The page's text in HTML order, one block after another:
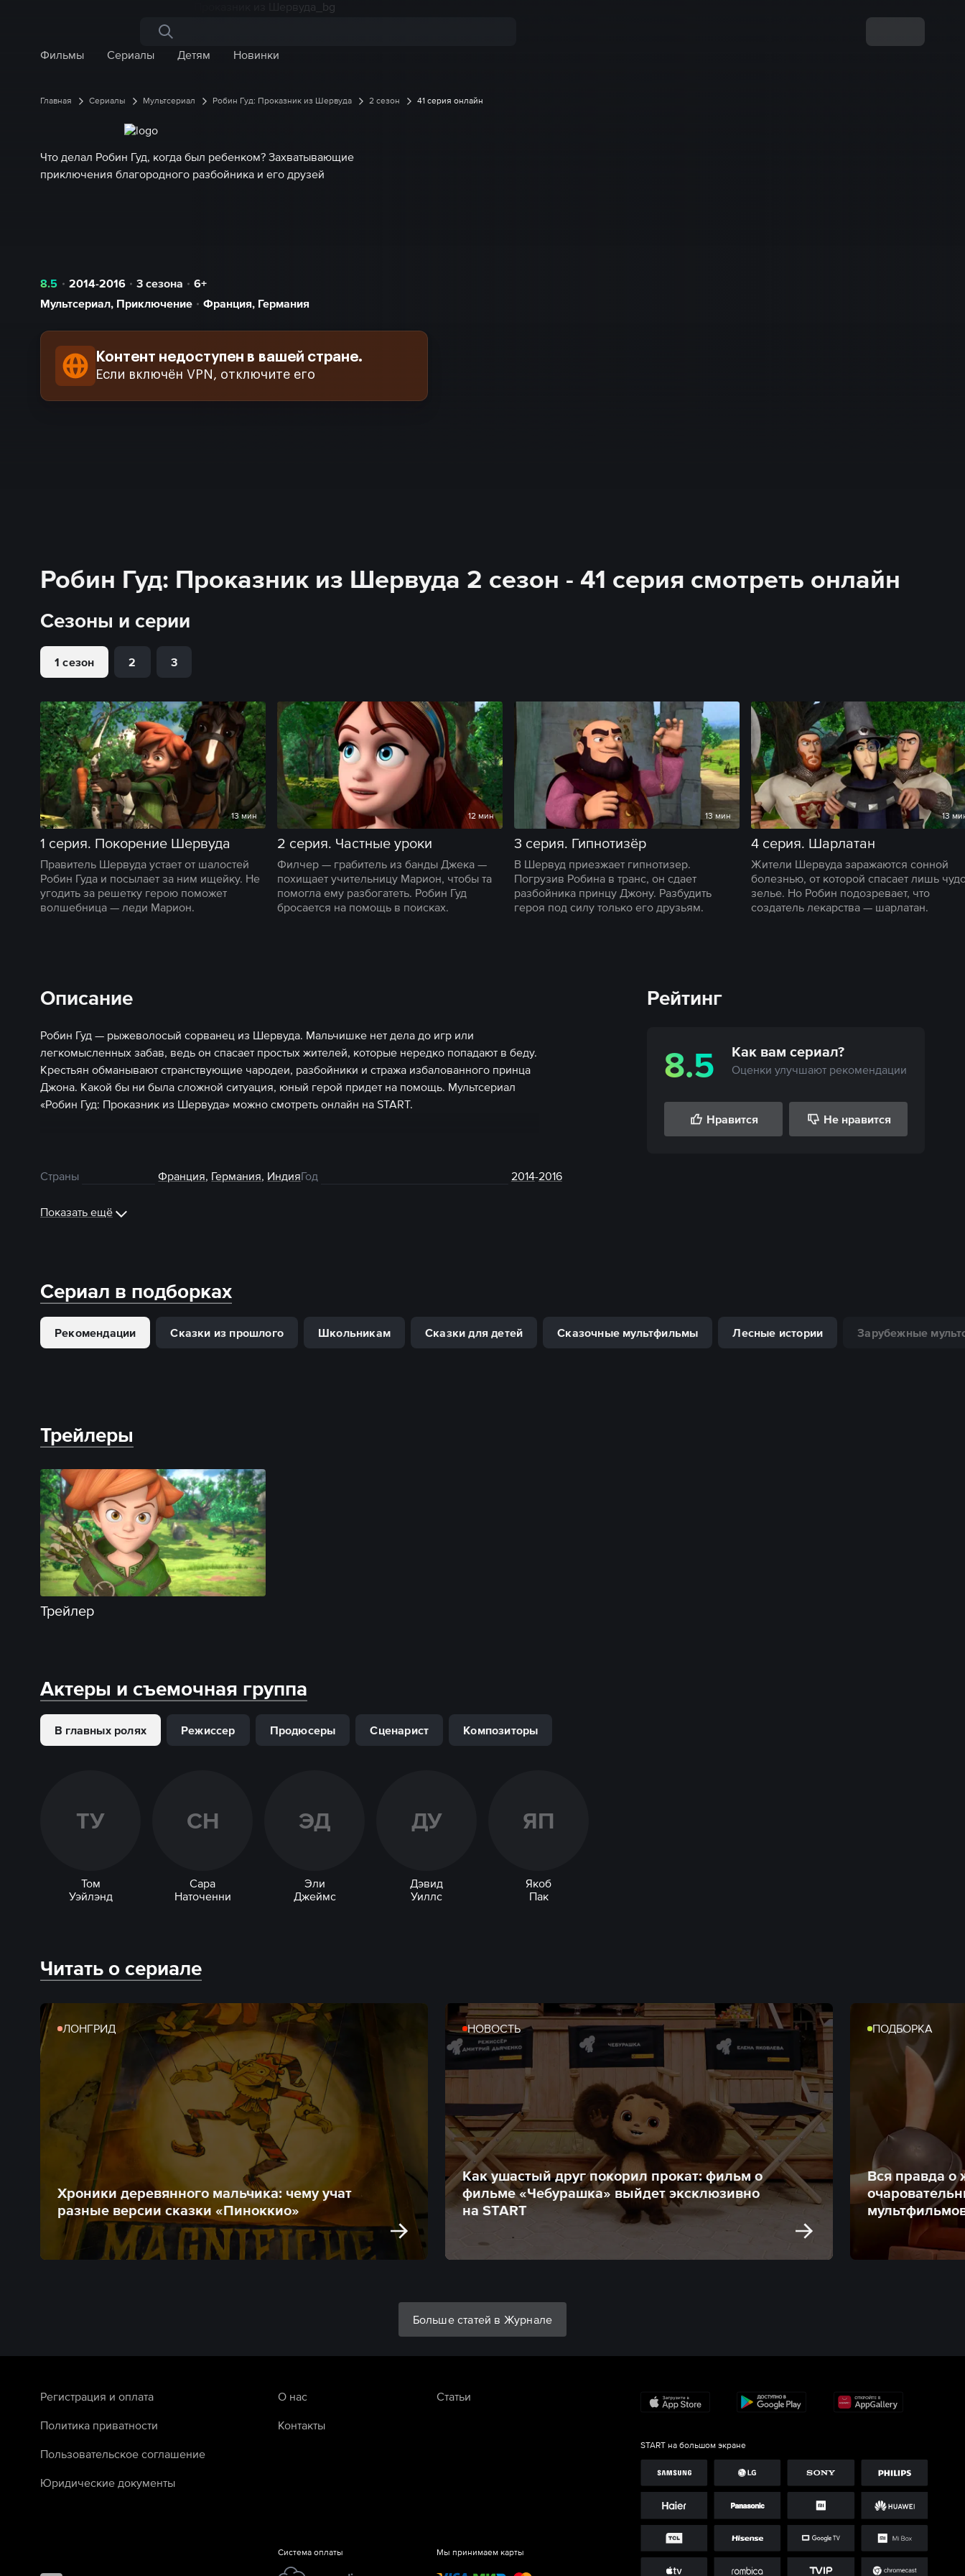
Поиск по сайту
Фильмы
Сериалы Детям Новинки
Главная Сериалы Мультсериал Робин Гуд: Проказник из Шервуда 2 сезон 41 серия онлайн
Что делал Робин Гуд, когда был ребенком? Захватывающие
приключения благородного разбойника и его друзей
8.5 2014-2016 3 сезона
6+
Мультсериал, Приключение Франция, Германия
Контент недоступен в вашей стране.
Если включён VPN, отключите его
Робин Гуд: Проказник из Шервуда 2 сезон - 41 серия смотреть онлайн
Сезоны и серии
1 сезон 2 3
13 мин
1 серия. Покорение Шервуда
Правитель Шервуда устает от шалостей
Робин Гуда и посылает за ним ищейку. Не
угодить за решетку герою поможет
волшебница — леди Марион.
12 мин
2 серия. Частные уроки
Филчер — грабитель из банды Джека —
похищает учительницу Марион, чтобы та
помогла ему разбогатеть. Робин Гуд
бросается на помощь в поисках.
13 мин
3 серия. Гипнотизёр
В Шервуд приезжает гипнотизер.
Погрузив Робина в транс, он сдает
разбойника принцу Джону. Разбудить
героя под силу только его друзьям.
13
4 серия. Шарлатан
Жители Шервуда заражаются сонной
болезнью, от которой спасает лишь
зелье. Но Робин подозревает, что
создатель лекарства — шарлатан.
Описание
Робин Гуд — рыжеволосый сорванец из Шервуда. Мальчишке нет дела до игр или
легкомысленных забав, ведь он спасает простых жителей, которые нередко попадают в беду.
Крестьян обманывают странствующие чародеи, разбойники и стража избалованного принца
Джона. Какой бы ни была сложной ситуация, юный герой придет на помощь. Мультсериал
«Робин Гуд: Проказник из Шервуда» можно смотреть онлайн на START.
Страны Франция, Германия, ИндияГод 2014-2016
Показать ещё
Рейтинг
8.5 Как вам сериал?
Оценки улучшают рекомендации
Нравится Не нравится
Сериал в подборках
Рекомендации Сказки из прошлого Школьникам Сказки для детей Сказочные мультфильмы Лесные истории Зарубежные
Трейлеры
Трейлер
Актеры и съемочная группа
В главных ролях Режиссер Продюсеры Сценарист Композиторы
ТУ
Том
Уэйлэнд
СН
Сара
Наточенни
ЭД
Эли
Джеймс
ДУ
Дэвид
Уиллс
ЯП
Якоб
Пак
Читать о сериале
ЛОНГРИД
Хроники деревянного мальчика: чему учат
разные версии сказки «Пиноккио»
НОВОСТЬ
Как ушастый друг покорил прокат: фильм о
фильме «Чебурашка» выйдет эксклюзивно
на START
ПОДБОРКА
Вся правда о
Больше статей в Журнале
Регистрация и оплата
Политика приватности
Пользовательское соглашение
Юридические документы
О нас
Контакты
Система оплаты
Статьи
Мы принимаем карты
START на большом экране